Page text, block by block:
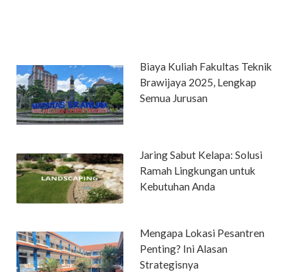
Biaya Kuliah Fakultas Teknik
Brawijaya 2025, Lengkap
Semua Jurusan
Jaring Sabut Kelapa: Solusi
Ramah Lingkungan untuk
Kebutuhan Anda
Mengapa Lokasi Pesantren
Penting? Ini Alasan
Strategisnya